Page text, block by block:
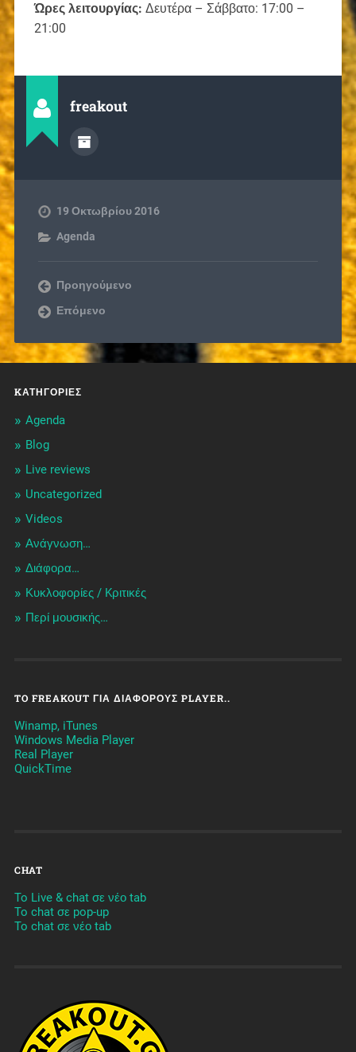
Ώρες λειτουργίας: Δευτέρα – Σάββατο: 17:00 –
21:00
freakout
19 Οκτωβρίου 2016
Agenda
Προηγούμενο
Επόμενο
KΑΤΗΓΟΡΊΕΣ
Agenda
Blog
Live reviews
Uncategorized
Videos
Ανάγνωση…
Διάφορα…
Κυκλοφορίες / Kριτικές
Περί μουσικής…
TO FREAKOUT ΓΙΑ ΔΙΆΦΟΡΟΥΣ PLAYER..
Winamp, iTunes
Windows Media Player
Real Player
QuickTime
CHAT
To Live & chat σε νέο tab
To chat σε pop-up
To chat σε νέο tab